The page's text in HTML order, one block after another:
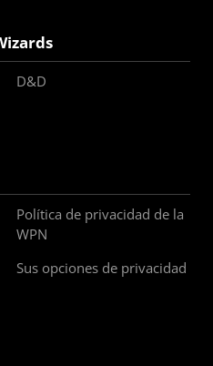
D&D
Política de privacidad de la
WPN
Sus opciones de privacidad